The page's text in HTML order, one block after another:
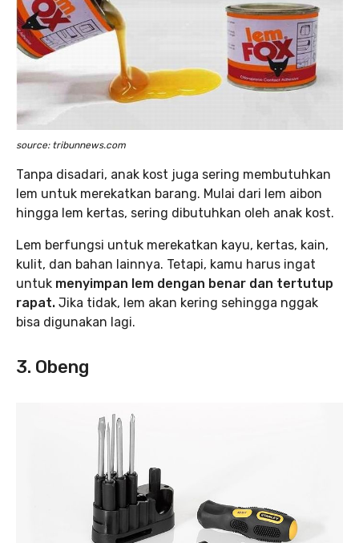
source: tribunnews.com
Tanpa disadari, anak kost juga sering membutuhkan
lem untuk merekatkan barang. Mulai dari lem aibon
hingga lem kertas, sering dibutuhkan oleh anak kost.
Lem berfungsi untuk merekatkan kayu, kertas, kain,
kulit, dan bahan lainnya. Tetapi, kamu harus ingat
untuk menyimpan lem dengan benar dan tertutup
rapat. Jika tidak, lem akan kering sehingga nggak
bisa digunakan lagi.
3. Obeng